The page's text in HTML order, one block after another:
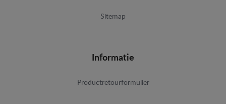
Sitemap
Informatie
Productretourformulier